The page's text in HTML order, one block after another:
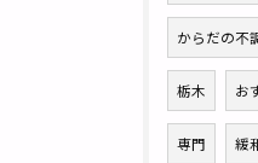
からだの不
栃木 お
専門 緩